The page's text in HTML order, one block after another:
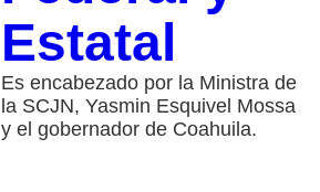
Estatal
Es encabezado por la Ministra de
la SCJN, Yasmin Esquivel Mossa
y el gobernador de Coahuila.